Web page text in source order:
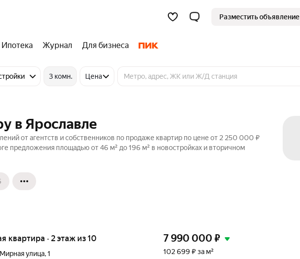
Разместить объявление
Ипотека Журнал Для бизнеса
3 комн. Цена
в Ярославле
от агентств и собственников по продаже квартир по цене от 2 250 000 ₽
предложения площадью от 46 м² до 196 м² в новостройках и вторичном
квартира · 2 этаж из 10
Мирная улица,1
7 990 000 ₽
102 699 ₽ за м²